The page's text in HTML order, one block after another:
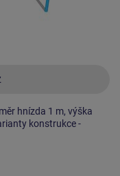
hnízda 1 m, výška
konstrukce -